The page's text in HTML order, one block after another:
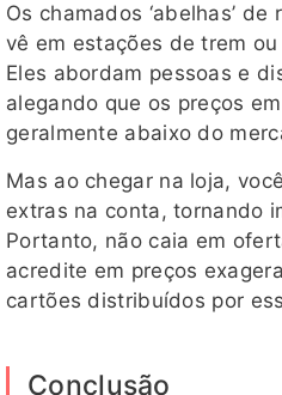
Os chamados ‘abelhas’
vê em estações de trem
Eles abordam pessoas e
alegando que os preços
geralmente abaixo do
Mas ao chegar na loja,
extras na conta, tornando
Portanto, não caia em
acredite em preços
cartões distribuídos por
Conclusão